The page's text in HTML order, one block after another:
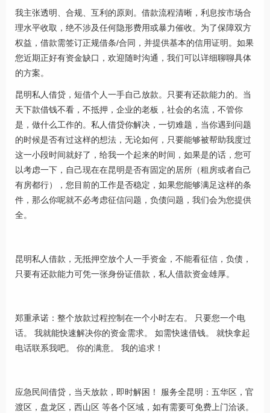
我主张透明、合规、互利的原则。借款流程清晰，利息按市场合
理水平收取，绝不涉及任何隐形费用或暴力催收。为了保障双方
权益，借款需签订正规借条/合同，并提供基本的信用证明。如果
您近期正好有资金缺口，欢迎随时沟通，我们可以详细聊聊具体
的方案。
昆明私人借贷，短借个人一手自己放款。只要有还款能力的。当
天下款借钱不看，不抵押，企业的老板，社会的名流，不管你
是，做什么工作的。私人借贷你解决，一切难题，当你遇到问题
的时候是否有过这样的想法，无论如何，只要能够被帮助我度过
这一小段时间就好了，给我一个起来的时间，如果是的话，您可
以考虑一下，自己现在在昆明是否有固定的居所（租房或者自己
有房都行），您目前的工作是否稳定，如果您能够满足这样的条
件，那么你呢就不必考虑征信问题，负债问题，我们会为您提供
全。
昆明私人借款，无抵押空放个人一手资金，不能看征信，负债，
只要有还款能力可凭一张身份证借款，私人借款资金雄厚。
郑重承诺：整个放款过程控制在一个小时左右。 只要您一个电
话。 我就能快速解决你的资金需求。 如需快速借钱。 就快拿起
电话联系我吧。 你的满意。 我的追求！
应急民间借贷，当天放款，即时解困！ 服务全昆明：五华区，官
渡区，盘龙区，西山区 等各个区域，如有需要可免费上门洽谈。